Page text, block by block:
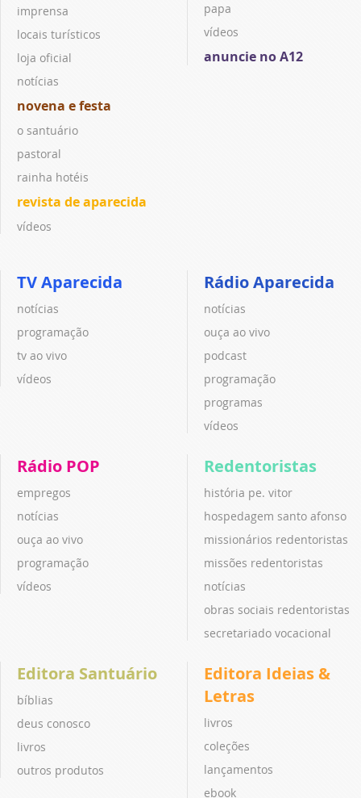
imprensa
locais turísticos
loja oficial
notícias
novena e festa
o santuário
pastoral
rainha hotéis
revista de aparecida
vídeos
papa
vídeos
anuncie no A12
TV Aparecida
notícias
programação
tv ao vivo
vídeos
Rádio Aparecida
notícias
ouça ao vivo
podcast
programação
programas
vídeos
Rádio POP
empregos
notícias
ouça ao vivo
programação
vídeos
Redentoristas
história pe. vitor
hospedagem santo afonso
missionários redentoristas
missões redentoristas
notícias
obras sociais redentoristas
secretariado vocacional
Editora Santuário
bíblias
deus conosco
livros
outros produtos
Editora Ideias &
Letras
livros
coleções
lançamentos
ebook